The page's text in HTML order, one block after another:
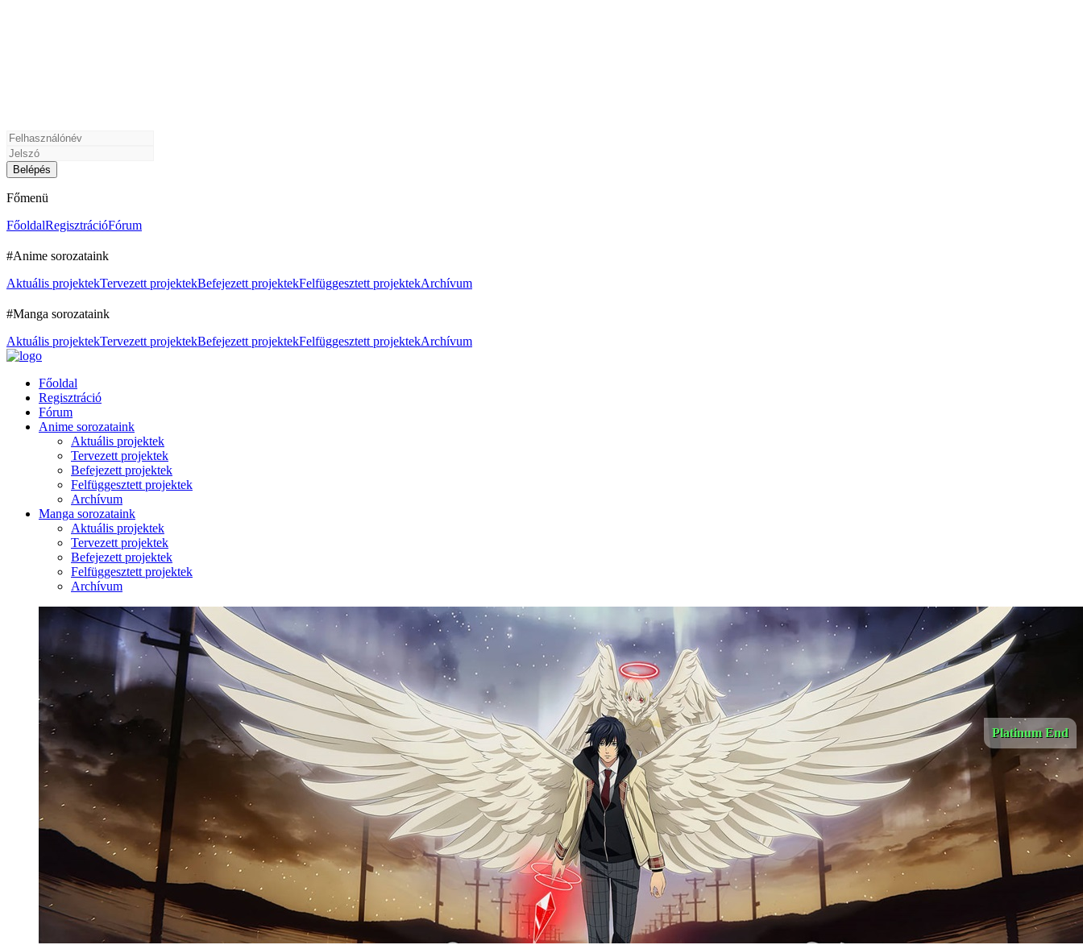
Főmenü
FőoldalRegisztrációFórum
#Anime sorozataink
Aktuális projektekTervezett projektekBefejezett projektekFelfüggesztett projektekArchívum
#Manga sorozataink
Aktuális projektekTervezett projektekBefejezett projektekFelfüggesztett projektekArchívum
Főoldal
Regisztráció
Fórum
Anime sorozataink
Aktuális projektek
Tervezett projektek
Befejezett projektek
Felfüggesztett projektek
Archívum
Manga sorozataink
Aktuális projektek
Tervezett projektek
Befejezett projektek
Felfüggesztett projektek
Archívum
Platinum End